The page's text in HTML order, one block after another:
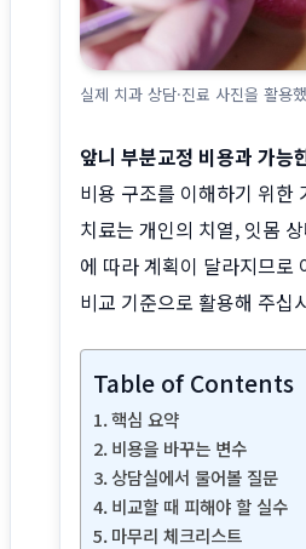
실제 치과 상담·진료 사진을 활용
앞니 부분교정 비용과 가능
비용 구조를 이해하기 위한
치료는 개인의 치열, 잇몸
에 따라 계획이 달라지므로
비교 기준으로 활용해 주십
Table of Contents
핵심 요약
비용을 바꾸는 변수
상담실에서 물어볼 질문
비교할 때 피해야 할 실수
마무리 체크리스트